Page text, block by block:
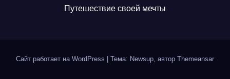
Путешествие своей мечты
Сайт работает на WordPress Тема: Newsup, автор Themeansar